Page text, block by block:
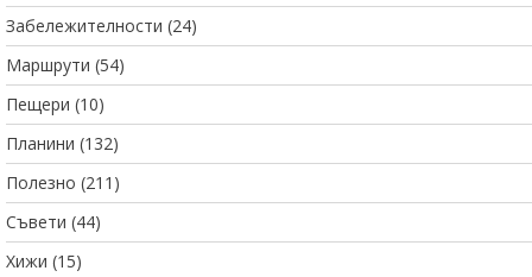
Забележителности (24)
Маршрути (54)
Пещери (10)
Планини (132)
Полезно (211)
Съвети (44)
Хижи (15)